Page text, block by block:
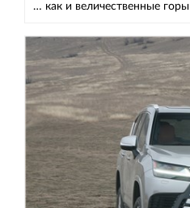
… как и величественные горы